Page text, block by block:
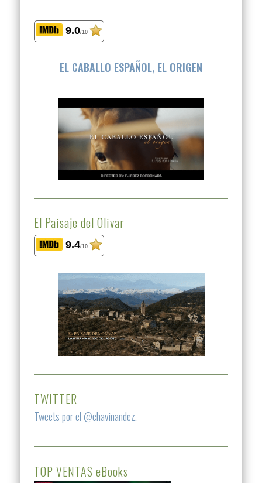
9.0/10
EL CABALLO ESPAÑOL, EL ORIGEN
El Paisaje del Olivar
9.4/10
TWITTER
Tweets por el @chavinandez.
TOP VENTAS eBooks